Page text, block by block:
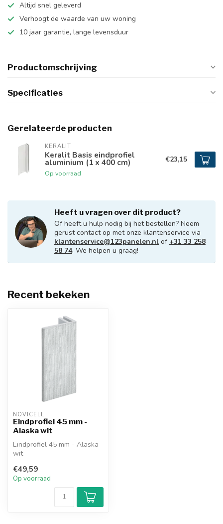
Altijd snel geleverd
Verhoogt de waarde van uw woning
10 jaar garantie, lange levensduur
Productomschrijving
Specificaties
Gerelateerde producten
KERALIT
Keralit Basis eindprofiel
aluminium (1 x 400 cm)
Op voorraad
€23,15
Heeft u vragen over dit product?
Of heeft u hulp nodig bij het bestellen? Neem
gerust contact op met onze klantenservice via
klantenservice@123panelen.nl of +31 33 258
58 74. We helpen u graag!
Recent bekeken
NOVICELL
Eindprofiel 45 mm -
Alaska wit
Eindprofiel 45 mm - Alaska
wit
€49,59
Op voorraad